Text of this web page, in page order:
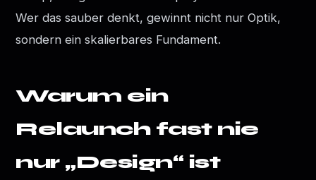
Wer das sauber denkt, gewinnt nicht nur Optik,
sondern ein skalierbares Fundament.
Warum ein
Relaunch fast nie
nur „Design“ ist